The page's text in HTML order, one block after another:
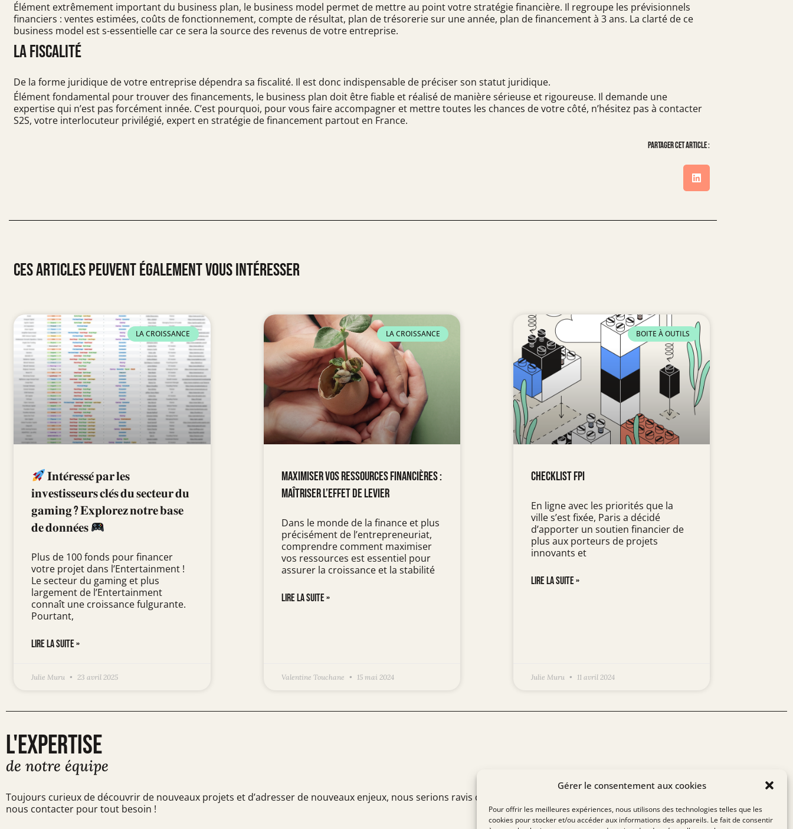
Gérer le consentement aux cookies
Pour offrir les meilleures expériences, nous utilisons des technologies telles que les
cookies pour stocker et/ou accéder aux informations des appareils. Le fait de consentir
Élément extrêmement important du business plan, le business model permet de mettre au point votre stratégie financière. Il regroupe les prévisionnels
financiers : ventes estimées, coûts de fonctionnement, compte de résultat, plan de trésorerie sur une année, plan de financement à 3 ans. La clarté de ce
business model est s-essentielle car ce sera la source des revenus de votre entreprise.
La fiscalité
De la forme juridique de votre entreprise dépendra sa fiscalité. Il est donc indispensable de préciser son statut juridique.
Élément fondamental pour trouver desfinancements, le business plan doit être fiable et réalisé de manière sérieuse et rigoureuse. Il demande une
expertise qui n’est pas forcément innée. C’est pourquoi, pour vous faire accompagner et mettre toutes les chances de votre côté, n’hésitez pas à contacter
S2S, votre interlocuteur privilégié, expert en stratégie de financement partout en France.
Partager cet article :
ces articles peuvent également vous intéresser
LA CROISSANCE
𝐈𝐧𝐭𝐞́𝐫𝐞𝐬𝐬𝐞́ 𝐩𝐚𝐫 𝐥𝐞𝐬
𝐢𝐧𝐯𝐞𝐬𝐭𝐢𝐬𝐬𝐞𝐮𝐫𝐬 𝐜𝐥𝐞́𝐬 𝐝𝐮 𝐬𝐞𝐜𝐭𝐞𝐮𝐫 𝐝𝐮
𝐠𝐚𝐦𝐢𝐧𝐠 ? 𝐄𝐱𝐩𝐥𝐨𝐫𝐞𝐳 𝐧𝐨𝐭𝐫𝐞 𝐛𝐚𝐬𝐞
𝐝𝐞 𝐝𝐨𝐧𝐧𝐞́𝐞𝐬
Plus de 100 fonds pour financer
votre projet dans l’Entertainment !
Le secteur du gaming et plus
largement de l’Entertainment
connaît une croissance fulgurante.
Pourtant,
LIRE LA SUITE »
Julie Muru 23 avril 2025
LA CROISSANCE
Maximiser vos ressources financières :
Maîtriser l’effet de levier
Dans le monde de la finance et plus
précisément de l’entrepreneuriat,
comprendre comment maximiser
vos ressources est essentiel pour
assurer la croissance et la stabilité
LIRE LA SUITE »
Valentine Touchane 15 mai 2024
BOITE À OUTILS
Checklist FPI
En ligne avec les priorités que la
ville s’est fixée, Paris a décidé
d’apporter un soutien financier de
plus aux porteurs de projets
innovants et
LIRE LA SUITE »
Julie Muru 11 avril 2024
L'EXPERTISE
de notre équipe
Toujours curieux de découvrir de nouveaux projets et d’adresser de nouveaux enjeux, nous serions ravis d’échanger avec vous sur vos sujets de financement. N’hésitez pas à
nous contacter pour tout besoin !